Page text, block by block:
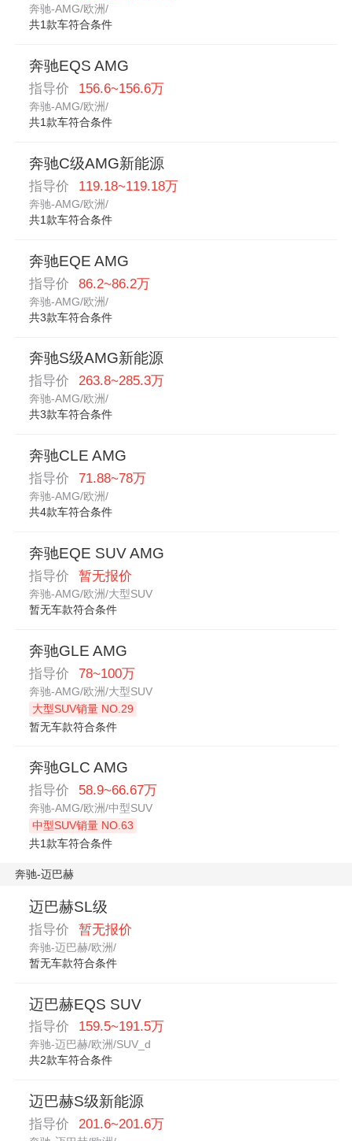
奔驰-AMG/欧洲/
共1款车符合条件
奔驰EQS AMG
指导价 156.6~156.6万
奔驰-AMG/欧洲/
共1款车符合条件
奔驰C级AMG新能源
指导价 119.18~119.18万
奔驰-AMG/欧洲/
共1款车符合条件
奔驰EQE AMG
指导价 86.2~86.2万
奔驰-AMG/欧洲/
共3款车符合条件
奔驰S级AMG新能源
指导价 263.8~285.3万
奔驰-AMG/欧洲/
共3款车符合条件
奔驰CLE AMG
指导价 71.88~78万
奔驰-AMG/欧洲/
共4款车符合条件
奔驰EQE SUV AMG
指导价 暂无报价
奔驰-AMG/欧洲/大型SUV
暂无车款符合条件
奔驰GLE AMG
指导价 78~100万
奔驰-AMG/欧洲/大型SUV
大型SUV销量 NO.29
暂无车款符合条件
奔驰GLC AMG
指导价 58.9~66.67万
奔驰-AMG/欧洲/中型SUV
中型SUV销量 NO.63
共1款车符合条件
奔驰-迈巴赫
迈巴赫SL级
指导价 暂无报价
奔驰-迈巴赫/欧洲/
暂无车款符合条件
迈巴赫EQS SUV
指导价 159.5~191.5万
奔驰-迈巴赫/欧洲/SUV_d
共2款车符合条件
迈巴赫S级新能源
指导价 201.6~201.6万